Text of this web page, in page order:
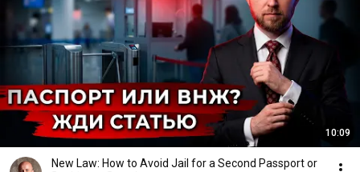
10:09
New Law: How to Avoid Jail for a Second Passport or